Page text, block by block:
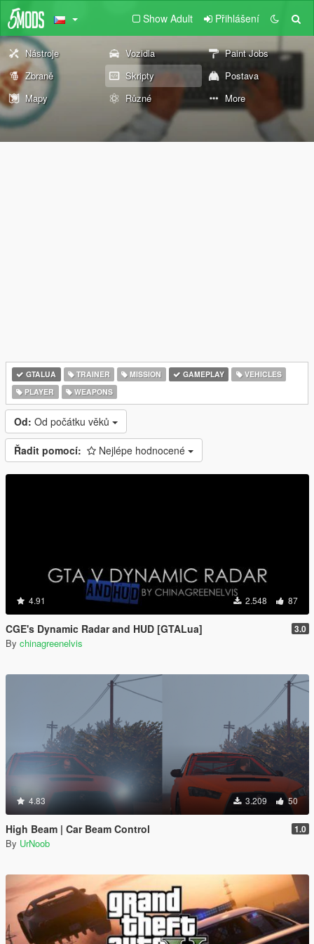
Show Adult Přihlášení
Nástroje Vozidla
Paint Jobs
Zbraně
Skripty
Postava
Mapy
Různé More
GTALUA TRAINER MISSION GAMEPLAY
VEHICLES
PLAYER
WEAPONS
Od: Od počátku věků
Řadit pomocí: Nejlépe hodnocené
4.91 2.548 87
CGE's Dynamic Radar and HUD [GTALua] 3.0
By chinagreenelvis
4.83 3.209 50
High Beam | Car Beam Control 1.0
By UrNoob